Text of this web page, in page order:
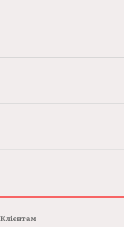
Клієнтам